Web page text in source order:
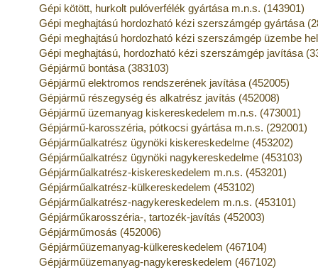
Gépi kötött, hurkolt pulóverfélék gyártása m.n.s. (143901)
Gépi meghajtású hordozható kézi szerszámgép gyártása
Gépi meghajtású hordozható kézi szerszámgép üzembe
Gépi meghajtású, hordozható kézi szerszámgép javítása
Gépjármű bontása (383103)
Gépjármű elektromos rendszerének javítása (452005)
Gépjármű részegység és alkatrész javítás (452008)
Gépjármű üzemanyag kiskereskedelem m.n.s. (473001)
Gépjármű-karosszéria, pótkocsi gyártása m.n.s. (292001)
Gépjárműalkatrész ügynöki kiskereskedelme (453202)
Gépjárműalkatrész ügynöki nagykereskedelme (453103)
Gépjárműalkatrész-kiskereskedelem m.n.s. (453201)
Gépjárműalkatrész-külkereskedelem (453102)
Gépjárműalkatrész-nagykereskedelem m.n.s. (453101)
Gépjárműkarosszéria-, tartozék-javítás (452003)
Gépjárműmosás (452006)
Gépjárműüzemanyag-külkereskedelem (467104)
Gépjárműüzemanyag-nagykereskedelem (467102)